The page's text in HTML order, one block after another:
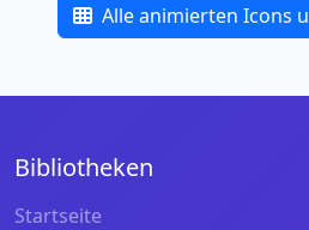
Alle animierten Icons
Bibliotheken
Startseite